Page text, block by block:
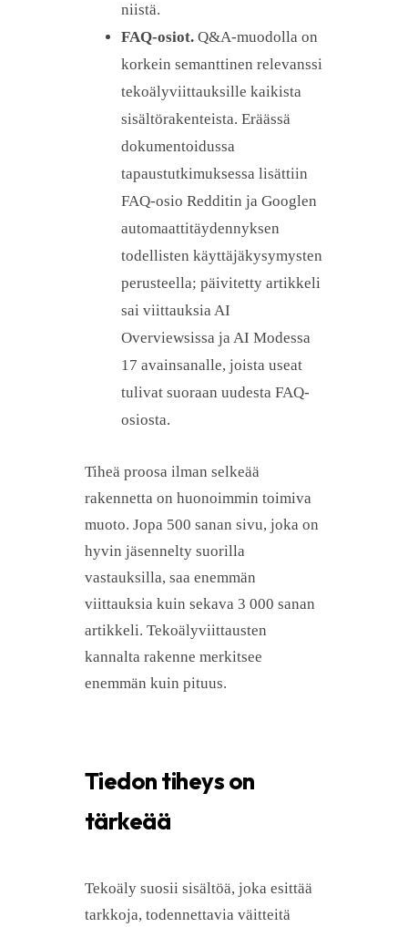
niistä.
FAQ-osiot. Q&A-muodolla on
korkein semanttinen relevanssi
tekoälyviittauksille kaikista
sisältörakenteista. Eräässä
dokumentoidussa
tapaustutkimuksessa lisättiin
FAQ-osio Redditin ja Googlen
automaattitäydennyksen
todellisten käyttäjäkysymysten
perusteella; päivitetty artikkeli
sai viittauksia AI
Overviewsissa ja AI Modessa
17 avainsanalle, joista useat
tulivat suoraan uudesta FAQ-
osiosta.
Tiheä proosa ilman selkeää
rakennetta on huonoimmin toimiva
muoto. Jopa 500 sanan sivu, joka on
hyvin jäsennelty suorilla
vastauksilla, saa enemmän
viittauksia kuin sekava 3 000 sanan
artikkeli. Tekoälyviittausten
kannalta rakenne merkitsee
enemmän kuin pituus.
Tiedon tiheys on
tärkeää
Tekoäly suosii sisältöä, joka esittää
tarkkoja, todennettavia väitteitä